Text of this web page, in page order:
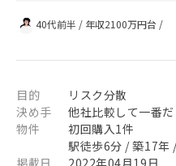
40代前半 / 年収2100万円台 /
目的
リスク分散
決め手
他社比較して一番
物件
初回購入1件
駅徒歩6分 / 築17年
掲載日
2022年04月19日